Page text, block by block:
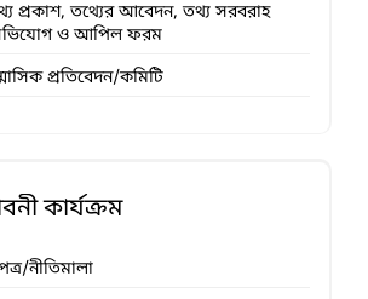
প্রকাশ, তথ্যের আবেদন, তথ্য সরবরাহ
ও আপিল ফরম
প্রতিবেদন/কমিটি
কার্যক্রম
নীতিমালা